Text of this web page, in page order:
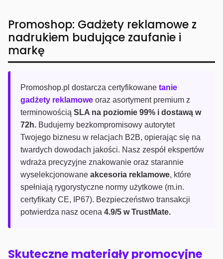
Promoshop: Gadżety reklamowe z
nadrukiem budujące zaufanie i
markę
Promoshop.pl dostarcza certyfikowane tanie
gadżety reklamowe oraz asortyment premium z
terminowością SLA na poziomie 99% i dostawą w
72h. Budujemy bezkompromisowy autorytet
Twojego biznesu w relacjach B2B, opierając się na
twardych dowodach jakości. Nasz zespół ekspertów
wdraża precyzyjne znakowanie oraz starannie
wyselekcjonowane akcesoria reklamowe, które
spełniają rygorystyczne normy użytkowe (m.in.
certyfikaty CE, IP67). Bezpieczeństwo transakcji
potwierdza nasz ocena 4.9/5 w TrustMate.
Skuteczne materiały promocyjne